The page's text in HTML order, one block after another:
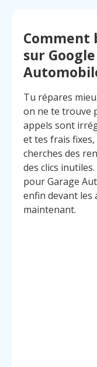
Comment
sur
Tu répares
on ne te trouve
appels sont
et tes frais
cherches des
des clics
pour Garage
enfin devant
maintenant.